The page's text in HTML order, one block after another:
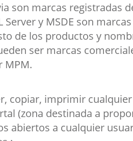
son marcas
y MSDE son
de los productos y
ser marcas
MPM.
copiar, imprimir
(zona destinada a
abiertos a cualquier